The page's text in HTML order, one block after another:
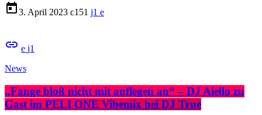
today3. April 2023 151 1
insert_link
1
News
„Fange bloß nicht mit auflegen an“ – DJ Aiello zu
Gast im PELI ONE Vibemix bei DJ True